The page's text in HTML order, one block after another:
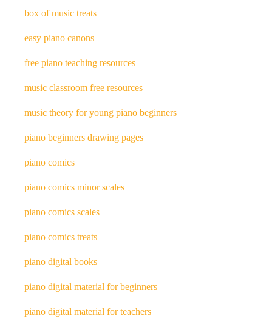
box of music treats
easy piano canons
free piano teaching resources
music classroom free resources
music theory for young piano beginners
piano beginners drawing pages
piano comics
piano comics minor scales
piano comics scales
piano comics treats
piano digital books
piano digital material for beginners
piano digital material for teachers